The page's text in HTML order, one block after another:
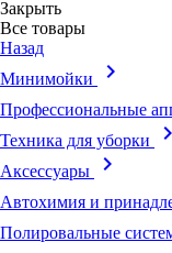
Закрыть
Все товары
Назад
Минимойки
keyboard_arrow_right
Профессиональные
Техника для уборки keyboard_arrow_right
Аксессуары keyboard_arrow_right
Автохимия и
Полировальные